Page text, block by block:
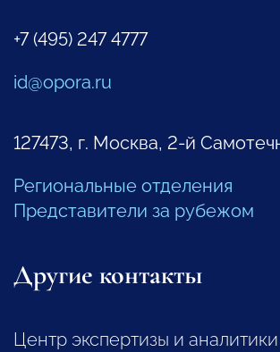
+7 (495) 247 4777
id@opora.ru
127473, г. Москва, 2-й
Региональные отделения
Представители за рубежом
Другие контакты
Центр экспертизы и